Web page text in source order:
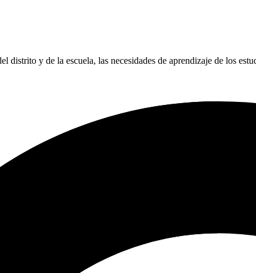
distrito y de la escuela, las necesidades de aprendizaje de los